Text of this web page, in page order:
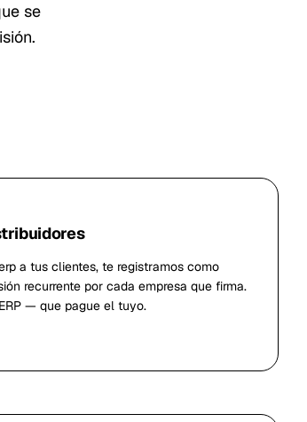
se
a tus clientes, te registramos como
recurrente por cada empresa que firma.
— que pague el tuyo.